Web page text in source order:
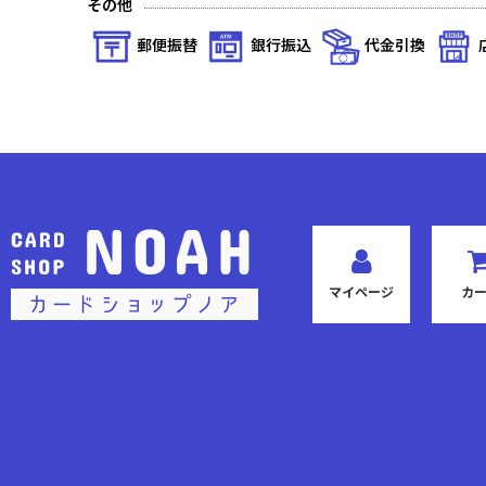
秘められた伝説(プレミアム)
秘められた希望(プレミアム)
秘められた希望(ノーマル)
その他
郵便振替
銀行振込 代金引換
マイページ カ